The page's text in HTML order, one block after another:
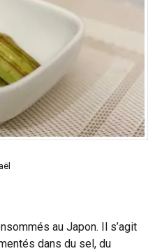
au Japon. Il s’agit
dans du sel, du